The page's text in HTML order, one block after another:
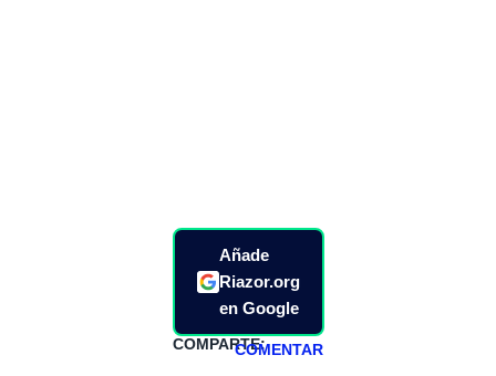
Añade
Riazor.org
en Google
COMPARTE:COMENTAR